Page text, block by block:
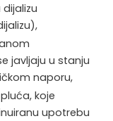
javljaju u stanju
naporu,
koje
upotrebu